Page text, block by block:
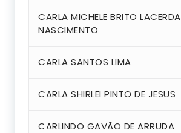
CARLA MICHELE BRITO LACERDA
NASCIMENTO
CARLA SANTOS LIMA
CARLA SHIRLEI PINTO DE JESUS
CARLINDO GAVÃO DE ARRUDA